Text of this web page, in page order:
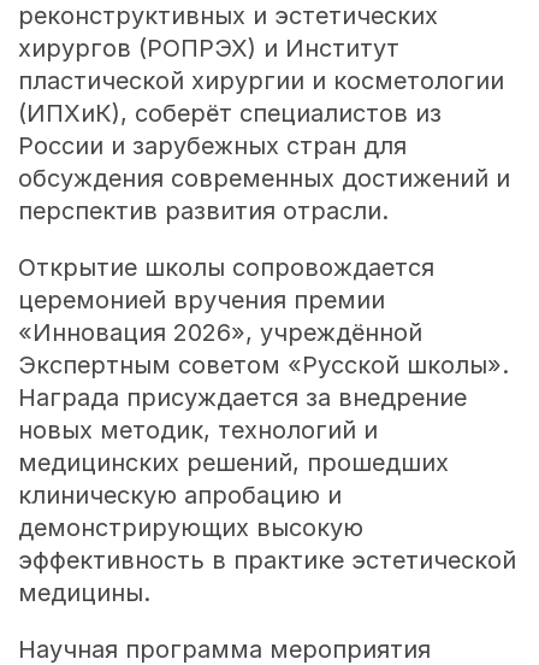
реконструктивных и эстетических
хирургов (РОПРЭХ) и Институт
пластической хирургии и косметологии
(ИПХиК), соберёт специалистов из
России и зарубежных стран для
обсуждения современных достижений и
перспектив развития отрасли.
Открытие школы сопровождается
церемонией вручения премии
«Инновация 2026», учреждённой
Экспертным советом «Русской школы».
Награда присуждается за внедрение
новых методик, технологий и
медицинских решений, прошедших
клиническую апробацию и
демонстрирующих высокую
эффективность в практике эстетической
медицины.
Научная программа мероприятия